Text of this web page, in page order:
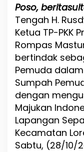
Poso,
Tengah H.
Ketua TP-PKK
Rompas
bertindak
Pemuda
Sumpah
dengan
Majukan
Lapangan
Kecamatan
Sabtu, (28/10/